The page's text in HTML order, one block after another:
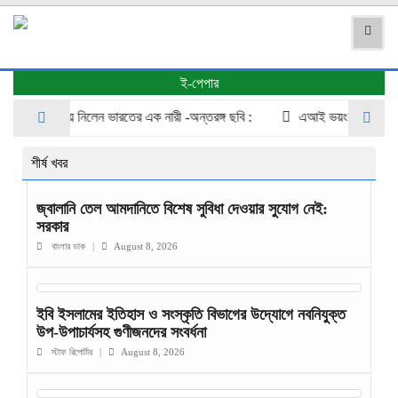
ই-পেপার
নিলেন ভারতের এক নারী -অন্তরঙ্গ ছবি : এআই ভয়ংকর পরিবর্তন আনছে
শীর্ষ খবর
জ্বালানি তেল আমদানিতে বিশেষ সুবিধা দেওয়ার সুযোগ নেই:
সরকার
বাংলার ডাক | August 8, 2026
​ইবি ইসলামের ইতিহাস ও সংস্কৃতি বিভাগের উদ্যোগে নবনিযুক্ত
উপ-উপাচার্যসহ গুণীজনদের সংবর্ধনা
স্টাফ রিপোর্টার | August 8, 2026